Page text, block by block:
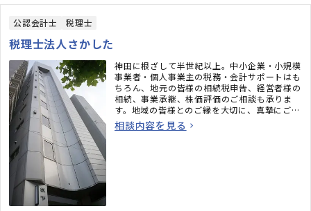
公認会計士 税理士
税理士法人さかした
神田に根ざして半世紀以上。中小企業・小規模
事業者・個人事業主の税務・会計サポートはも
ちろん、地元の皆様の相続税申告、経営者様の
相続、事業承継、株価評価のご相談も承りま
す。地域の皆様とのご縁を大切に、真摯にご対
応いたします。ぜひお気軽にご相談ください。
相談内容を見る